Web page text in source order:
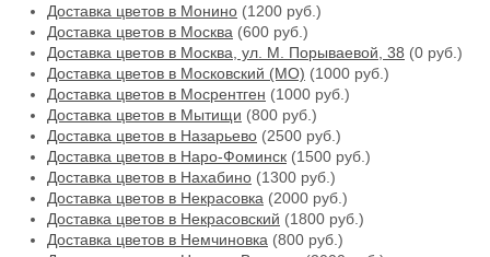
Доставка цветов в Монино (1200 руб.)
Доставка цветов в Москва (600 руб.)
Доставка цветов в Москва, ул. М. Порываевой, 38 (0 руб.)
Доставка цветов в Московский (МО) (1000 руб.)
Доставка цветов в Мосрентген (1000 руб.)
Доставка цветов в Мытищи (800 руб.)
Доставка цветов в Назарьево (2500 руб.)
Доставка цветов в Наро-Фоминск (1500 руб.)
Доставка цветов в Нахабино (1300 руб.)
Доставка цветов в Некрасовка (2000 руб.)
Доставка цветов в Некрасовский (1800 руб.)
Доставка цветов в Немчиновка (800 руб.)